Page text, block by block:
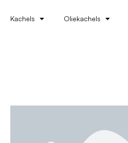
Kachels Oliekachels